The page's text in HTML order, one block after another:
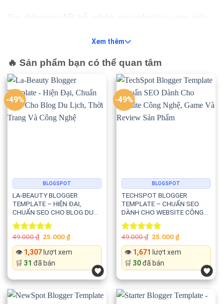
Giao diện mang đến trải nghiệm xem video trực quan, giúp
⚡ Chuẩn SEO giúp tăng khả năng tiếp
cận
Vlogger được tối ưu theo các tiêu chuẩn SEO hiện đại nhằm
giúp website đạt thứ hạng tốt trên Google.
✅ CSS3 hiện đại
✅ Schema Rich Meta
✅ Rich Snippets
✅ Meta dữ liệu đầy đủ
✅ URL thân thiện
✅ Google Core Web Vitals
Xem thêm
🔥 Sản phẩm bạn có thể quan tâm
-49%
BLOGSPOT
LA-BEAUTY BLOGGER
TEMPLATE – HIỆN ĐẠI,
CHUẨN SEO CHO BLOG DU
LỊCH, THỜI TRANG VÀ CÔNG
NGHỆ
Rated5.00
out of 5
49.000₫ Original
was:
49.000 ₫.
25.000 ₫Current
price
is:
25.000 ₫.
👁️ 1,307lượt xem
🛒 31 đã bán
-49%
BLOGSPOT
TECHSPOT BLOGGER
TEMPLATE – CHUẨN SEO
DÀNH CHO WEBSITE CÔNG
NGHỆ, GAME VÀ REVIEW SẢN
PHẨM
Rated5.00
out of 5
49.000₫ Original
was:
49.000 ₫.
25.000 ₫Current
price
is:
25.000 ₫.
👁️ 1,671 lượt xem
🛒 30đã bán